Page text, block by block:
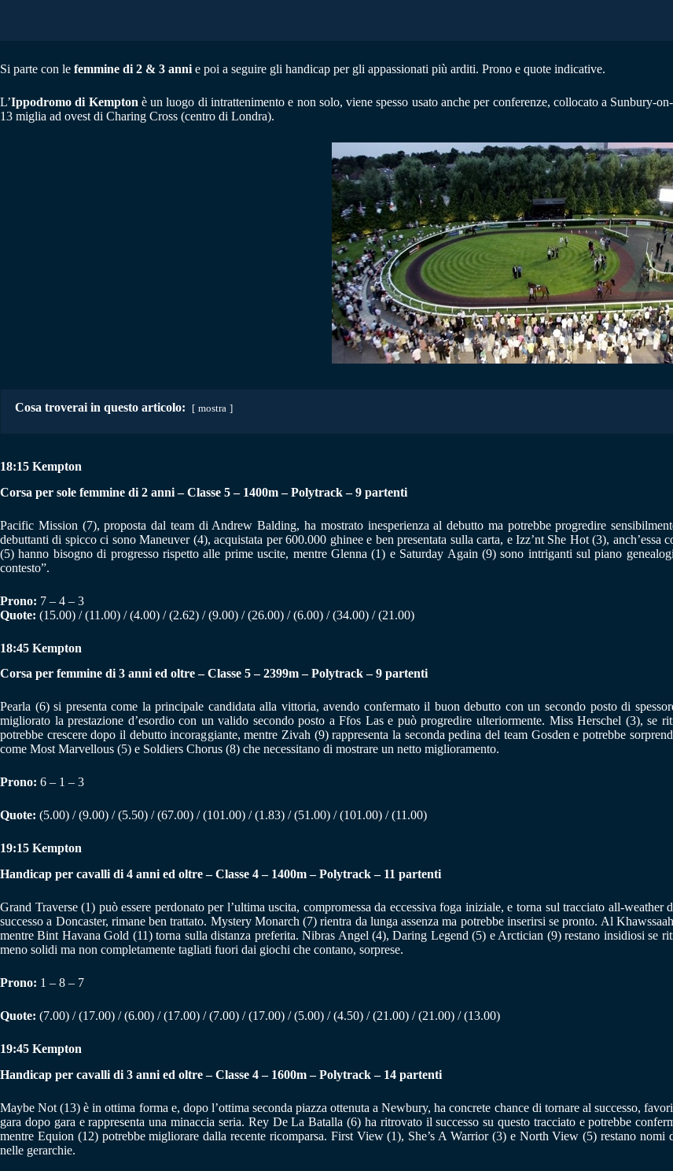
Si parte con le femmine di 2 & 3 anni e poi a seguire gli handicap per gli appassionati più arditi. Prono e quote indicative.
L’Ippodromo di Kempton è un luogo di intrattenimento e non solo, viene spesso usato anche per conferenze, collocato a Sunbury-
13 miglia ad ovest di Charing Cross (centro di Londra).
Cosa troverai in questo articolo: mostra
18:15 Kempton
Corsa per sole femmine di 2 anni – Classe 5 – 1400m – Polytrack – 9 partenti
Pacific Mission (7), proposta dal team di Andrew Balding, ha mostrato inesperienza al debutto ma potrebbe progredire
debuttanti di spicco ci sono Maneuver (4), acquistata per 600.000 ghinee e ben presentata sulla carta, e Izz’nt She Hot (3),
(5) hanno bisogno di progresso rispetto alle prime uscite, mentre Glenna (1) e Saturday Again (9) sono intriganti sul piano
contesto”.
Prono: 7 – 4 – 3
Quote: (15.00) / (11.00) / (4.00) / (2.62) / (9.00) / (26.00) / (6.00) / (34.00) / (21.00)
18:45 Kempton
Corsa per femmine di 3 anni ed oltre – Classe 5 – 2399m – Polytrack – 9 partenti
Pearla (6) si presenta come la principale candidata alla vittoria, avendo confermato il buon debutto con un secondo posto di
migliorato la prestazione d’esordio con un valido secondo posto a Ffos Las e può progredire ulteriormente. Miss Herschel (3),
potrebbe crescere dopo il debutto incoraggiante, mentre Zivah (9) rappresenta la seconda pedina del team Gosden e potrebbe
come Most Marvellous (5) e Soldiers Chorus (8) che necessitano di mostrare un netto miglioramento.
Prono: 6 – 1 – 3
Quote: (5.00) / (9.00) / (5.50) / (67.00) / (101.00) / (1.83) / (51.00) / (101.00) / (11.00)
19:15 Kempton
Handicap per cavalli di 4 anni ed oltre – Classe 4 – 1400m – Polytrack – 11 partenti
Grand Traverse (1) può essere perdonato per l’ultima uscita, compromessa da eccessiva foga iniziale, e torna sul tracciato all-
successo a Doncaster, rimane ben trattato. Mystery Monarch (7) rientra da lunga assenza ma potrebbe inserirsi se pronto. Al
mentre Bint Havana Gold (11) torna sulla distanza preferita. Nibras Angel (4), Daring Legend (5) e Arctician (9) restano insidiosi
meno solidi ma non completamente tagliati fuori dai giochi che contano, sorprese.
Prono: 1 – 8 – 7
Quote: (7.00) / (17.00) / (6.00) / (17.00) / (7.00) / (17.00) / (5.00) / (4.50) / (21.00) / (21.00) / (13.00)
19:45 Kempton
Handicap per cavalli di 3 anni ed oltre – Classe 4 – 1600m – Polytrack – 14 partenti
Maybe Not (13) è in ottima forma e, dopo l’ottima seconda piazza ottenuta a Newbury, ha concrete chance di tornare al successo,
gara dopo gara e rappresenta una minaccia seria. Rey De La Batalla (6) ha ritrovato il successo su questo tracciato e potrebbe
mentre Equion (12) potrebbe migliorare dalla recente ricomparsa. First View (1), She’s A Warrior (3) e North View (5) restano
nelle gerarchie.